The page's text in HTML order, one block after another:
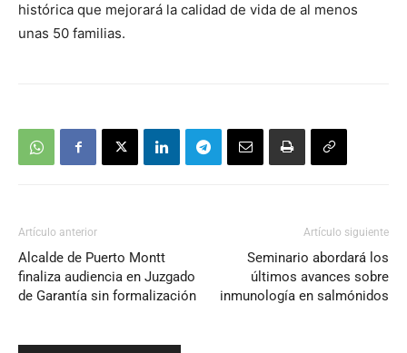
histórica que mejorará la calidad de vida de al menos
unas 50 familias.
Artículo anterior
Alcalde de Puerto Montt
finaliza audiencia en Juzgado
de Garantía sin formalización
Artículo siguiente
Seminario abordará los
últimos avances sobre
inmunología en salmónidos